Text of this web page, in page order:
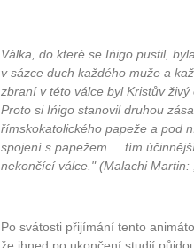
Válka, do které se Ińigo pustil,
v sázce duch každého muže a
zbraní v této válce byl Kristův
Proto si Ińigo stanovil druhou
římskokatolického papeže a pod
spojení s papežem ... tím
nekončící válce."(Malachi Martin:
Po svátosti přijímání tento